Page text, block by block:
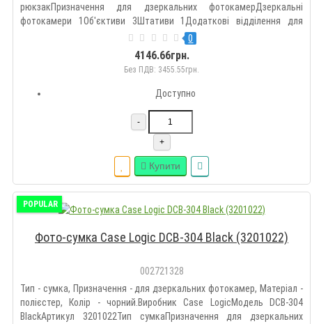
рюкзакПризначення для дзеркальних фотокамерДзеркальні
фотокамери 1Об'єктиви 3Штативи 1Додаткові відділення для
акумуляторів, для спалаху, для карт пам'яті, для ноутбукуНоутбук
15"Матеріал нейлонСпосіб закриття застібка, блискавкаВага 1531
0
4146.66грн.
Без ПДВ: 3455.55грн.
Доступно
-
+
Купити
POPULAR
Фото-сумка Case Logic DCB-304 Black (3201022)
002721328
Тип - сумка, Призначення - для дзеркальних фотокамер, Матеріал -
полієстер, Колір - чорний.Виробник Case LogicМодель DCB-304
BlackАртикул 3201022Тип сумкаПризначення для дзеркальних